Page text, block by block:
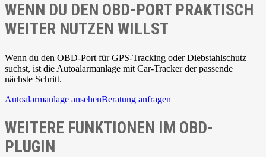
WENN DU DEN OBD-PORT PRAKTISCH
WEITER NUTZEN WILLST
Wenn du den OBD-Port für GPS-Tracking oder Diebstahlschutz
suchst, ist die Autoalarmanlage mit Car-Tracker der passende
nächste Schritt.
Autoalarmanlage ansehenBeratung anfragen
WEITERE FUNKTIONEN IM OBD-
PLUGIN